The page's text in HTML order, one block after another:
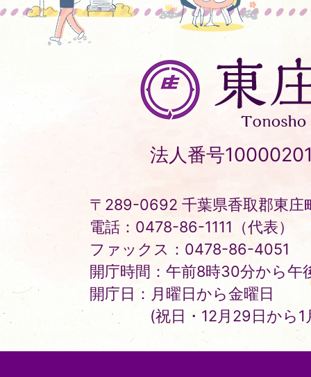
東
庄
町
Tonosho
Town
法人番号
〒289-0692 千葉県香取郡東庄
電話：0478-86-1111（代表）
ファックス：0478-86-4051
開庁時間：午前8時30分から午
開庁日：月曜日から金曜日
(祝日・12月29日から